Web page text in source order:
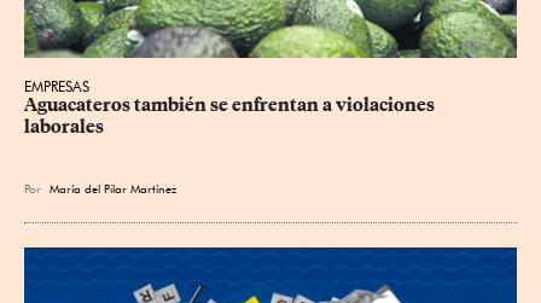
EMPRESAS
Aguacateros también se enfrentan a violaciones
laborales
Por María del Pilar Martínez